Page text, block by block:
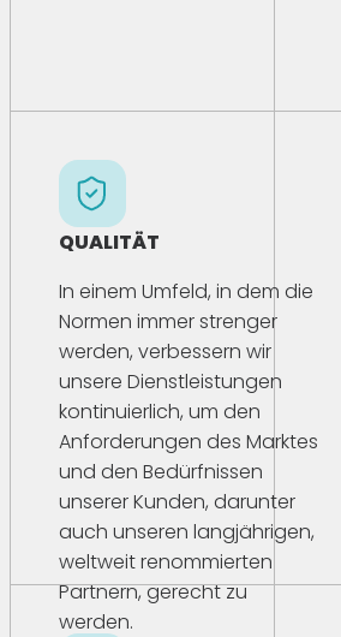
QUALITÄT
In einem Umfeld, in dem die
Normen immer strenger
werden, verbessern wir
unsere Dienstleistungen
kontinuierlich, um den
Anforderungen des Marktes
und den Bedürfnissen
unserer Kunden, darunter
auch unseren langjährigen,
weltweit renommierten
Partnern, gerecht zu
werden.